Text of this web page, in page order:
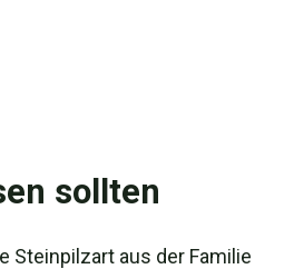
sollten
Steinpilzart aus der Familie